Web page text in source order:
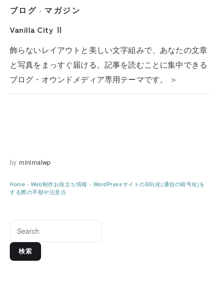
ブログ / マガジン
Vanilla City Ⅱ
飾らないレイアウトと美しい文字組みで、あなたの文章
と写真をまっすぐ届ける。記事を読むことに集中できる
ブログ・オウンドメディア専用テーマです。 ＞
by minimalwp
Home › Web制作お役立ち情報 › WordPressサイトのSSL化(通信の暗号化)を
する際の手順や注意点
検索